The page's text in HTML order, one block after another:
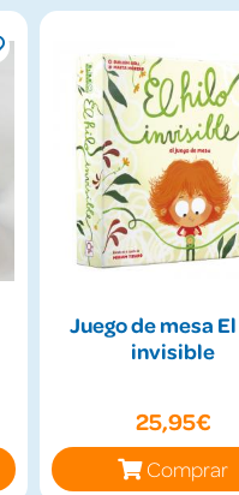
Juego de mesa
invisible
25,95€
Comprar